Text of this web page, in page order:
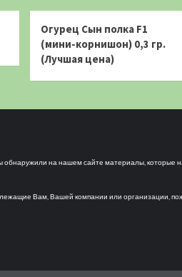
Огурец Сын полка F1
(мини-корнишон) 0,3 гр.
(Лучшая цена)
обнаружили на нашем сайте материалы, которые
Вам, Вашей компании или организации,